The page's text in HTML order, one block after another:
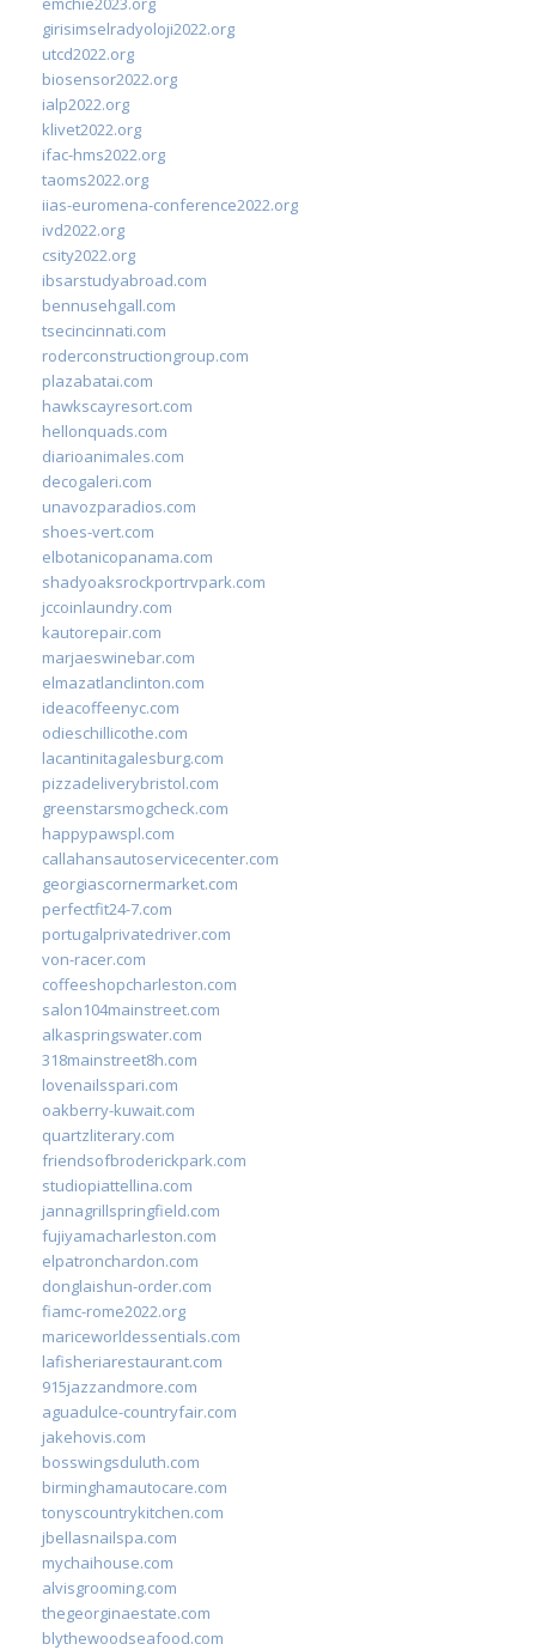
girisimselradyoloji2022.org
utcd2022.org
biosensor2022.org
ialp2022.org
klivet2022.org
ifac-hms2022.org
taoms2022.org
iias-euromena-conference2022.org
ivd2022.org
csity2022.org
ibsarstudyabroad.com
bennusehgall.com
tsecincinnati.com
roderconstructiongroup.com
plazabatai.com
hawkscayresort.com
hellonquads.com
diarioanimales.com
decogaleri.com
unavozparadios.com
shoes-vert.com
elbotanicopanama.com
shadyoaksrockportrvpark.com
jccoinlaundry.com
kautorepair.com
marjaeswinebar.com
elmazatlanclinton.com
ideacoffeenyc.com
odieschillicothe.com
lacantinitagalesburg.com
pizzadeliverybristol.com
greenstarsmogcheck.com
happypawspl.com
callahansautoservicecenter.com
georgiascornermarket.com
perfectfit24-7.com
portugalprivatedriver.com
von-racer.com
coffeeshopcharleston.com
salon104mainstreet.com
alkaspringswater.com
318mainstreet8h.com
lovenailsspari.com
oakberry-kuwait.com
quartzliterary.com
friendsofbroderickpark.com
studiopiattellina.com
jannagrillspringfield.com
fujiyamacharleston.com
elpatronchardon.com
donglaishun-order.com
fiamc-rome2022.org
mariceworldessentials.com
lafisheriarestaurant.com
915jazzandmore.com
aguadulce-countryfair.com
jakehovis.com
bosswingsduluth.com
birminghamautocare.com
tonyscountrykitchen.com
jbellasnailspa.com
mychaihouse.com
alvisgrooming.com
thegeorginaestate.com
blythewoodseafood.com